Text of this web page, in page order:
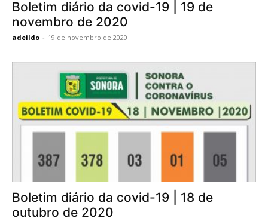
Boletim diário da covid-19 | 19 de
novembro de 2020
adeildo - 19 de novembro de 2020
Boletim diário da covid-19 | 18 de
outubro de 2020